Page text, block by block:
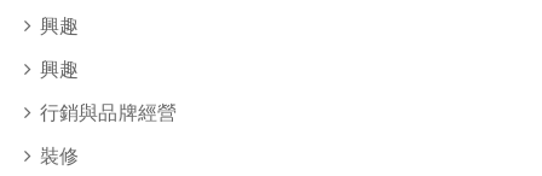
興趣
興趣
行銷與品牌經營
裝修